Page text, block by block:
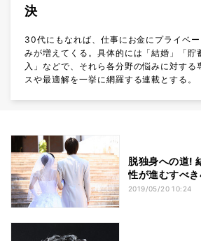
決
30代にもなれば、仕事にお金にプライベ
みが増えてくる。具体的には「結婚」「貯
入」などで、それら各分野の悩みに対する
スや最適解を一挙に網羅する連載とする。
脱独身への道!
性が進むすべ
2019/05/20 10:24